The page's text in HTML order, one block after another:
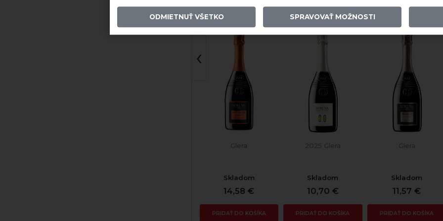
Glera
Skladom
14,58 €
PRIDAŤ DO KOŠÍKA
2025 Glera
Skladom
10,70 €
PRIDAŤ DO KOŠÍKA
Glera
Skladom
11,57 €
PRIDAŤ DO KOŠÍKA
‹
ODMIETNUŤ VŠETKO SPRAVOVAŤ MOŽNOSTI